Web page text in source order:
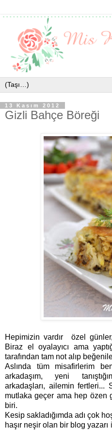
13 Kasım 2012
Gizli Bahçe Böreği
Hepimizin vardır özel
Biraz el oyalayıcı ama
tarafından tam not alıp
Aslında tüm misafirlerim
arkadaşım, yeni
arkadaşları, ailemin fertleri...
mutlaka geçer ama hep özen
biri.
Kesip sakladığımda adı çok
haşır neşir olan bir blog